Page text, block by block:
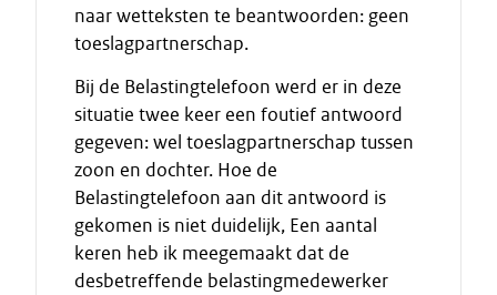
naar wetteksten te beantwoorden: geen
toeslagpartnerschap.
Bij de Belastingtelefoon werd er in deze
situatie twee keer een foutief antwoord
gegeven: wel toeslagpartnerschap tussen
zoon en dochter. Hoe de
Belastingtelefoon aan dit antwoord is
gekomen is niet duidelijk, Een aantal
keren heb ik meegemaakt dat de
desbetreffende belastingmedewerker